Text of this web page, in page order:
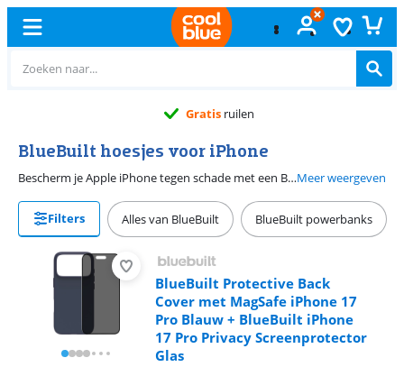
Gratis ruilen
BlueBuilt hoesjes voor iPhone
Bescherm je Apple iPhone tegen schade met een BlueBuilt telefoonhoesje. BlueBuilt hoesjes zijn er in allerlei soorten, kleuren, materialen en formaten. Kies bijvoorbeeld voor een back cover. Back covers zijn klein van formaat en beschermen de achterkant en de zijkanten van je Apple iPhone. Heb je liever een hoesje dat ook je scherm beschermt? Ga dan voor een book case of een 2-in-1 case. Deze hoesjes hebben ook ruimte voor je pasjes en briefgeld. Wel zijn deze hoesjes wat groter en zwaarder. Op onze BlueBuilt telefoonhoesjes geven we een extra lange garantie van 5 jaar.Meer weergeven
Filters Alles van BlueBuilt BlueBuilt powerbanks
BlueBuilt Protective Back
Cover met MagSafe iPhone 17
Pro Blauw + BlueBuilt iPhone
17 Pro Privacy Screenprotector
Glas